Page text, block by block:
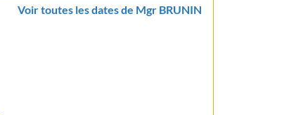
Voir toutes les dates de Mgr BRUNIN